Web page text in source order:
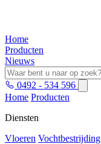
Home
Producten
Nieuws
0492 - 534 596
Home Producten
Diensten
Vloeren Vochtbestrijding